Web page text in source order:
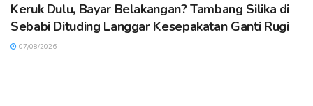
Keruk Dulu, Bayar Belakangan? Tambang Silika di
Sebabi Dituding Langgar Kesepakatan Ganti Rugi
07/08/2026